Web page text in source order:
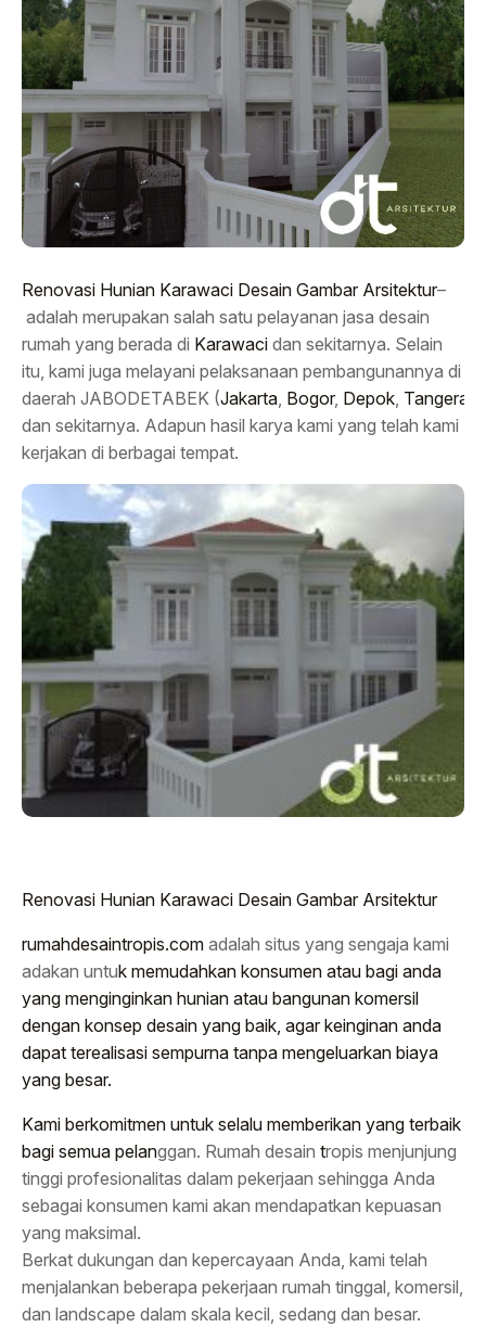
Renovasi Hunian Karawaci Desain Gambar Arsitektur–
adalah merupakan salah satu pelayanan jasa desain
rumah yang berada di Karawaci dan sekitarnya. Selain
itu, kami juga melayani pelaksanaan pembangunannya di
daerah JABODETABEK (Jakarta, Bogor, Depok,
dan sekitarnya. Adapun hasil karya kami yang telah kami
kerjakan di berbagai tempat.
Renovasi Hunian Karawaci Desain Gambar Arsitektur
rumahdesaintropis.com adalah situs yang sengaja kami
adakan untuk memudahkan konsumen atau bagi anda
yang menginginkan hunian atau bangunan komersil
dengan konsep desain yang baik, agar keinginan anda
dapat terealisasi sempurna tanpa mengeluarkan biaya
yang besar.
Kami berkomitmen untuk selalu memberikan yang terbaik
bagi semua pelanggan. Rumah desain tropis menjunjung
tinggi profesionalitas dalam pekerjaan sehingga Anda
sebagai konsumen kami akan mendapatkan kepuasan
yang maksimal.
Berkat dukungan dan kepercayaan Anda, kami telah
menjalankan beberapa pekerjaan rumah tinggal, komersil,
dan landscape dalam skala kecil, sedang dan besar.